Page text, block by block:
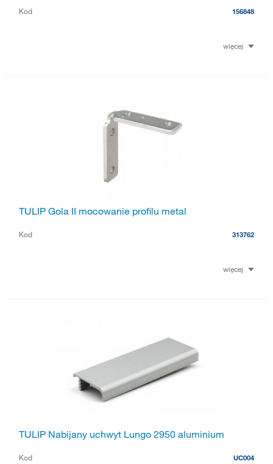
Kod 156848
więcej
TULIP Gola II mocowanie profilu metal
Kod 313762
więcej
TULIP Nabijany uchwyt Lungo 2950 aluminium
Kod UC004